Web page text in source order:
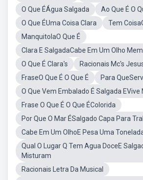
O Que ÉÁgua Salgada
Ao Que É O
O Que ÉUma Coisa Clara
Tem
ManquitolaO Que É
Clara E SalgadaCabe Em Um Olho
O Que É Clara's
Racionais Mc's
FraseO Que É O Que É
Para
O Que Vem Embalado É Salgada EVive
Frase O Que É O Que ÉColorida
Por Que O Mar ÉSalgado Capa Para
Cabe Em Um OlhoE Pesa Uma
Qual O Lugar Q Tem Agua DoceE
Misturam
Racionais Letra Da Musical